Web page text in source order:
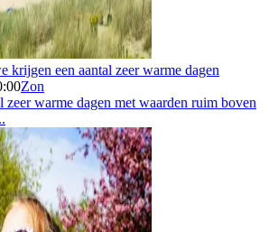
krijgen een aantal zeer warme dagen
Zon
zeer warme dagen met waarden ruim boven